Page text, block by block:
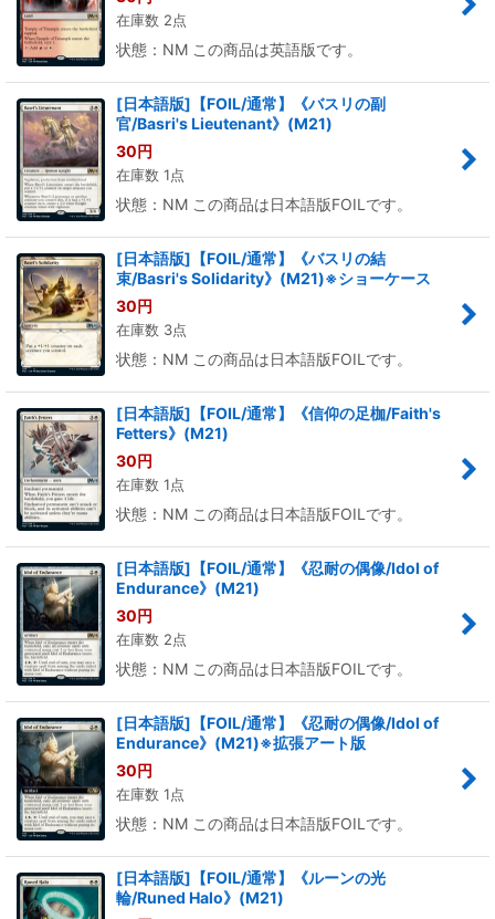
在庫数 2点
状態：NM この商品は英語版です。
[日本語版]【FOIL/通常】《バスリの副
官/Basri's Lieutenant》(M21)
30円
在庫数 1点
状態：NM この商品は日本語版FOILです。
[日本語版]【FOIL/通常】《バスリの結
束/Basri's Solidarity》(M21)※ショーケース
30円
在庫数 3点
状態：NM この商品は日本語版FOILです。
[日本語版]【FOIL/通常】《信仰の足枷/Faith's
Fetters》(M21)
30円
在庫数 1点
状態：NM この商品は日本語版FOILです。
[日本語版]【FOIL/通常】《忍耐の偶像/Idol of
Endurance》(M21)
30円
在庫数 2点
状態：NM この商品は日本語版FOILです。
[日本語版]【FOIL/通常】《忍耐の偶像/Idol of
Endurance》(M21)※拡張アート版
30円
在庫数 1点
状態：NM この商品は日本語版FOILです。
[日本語版]【FOIL/通常】《ルーンの光
輪/Runed Halo》(M21)